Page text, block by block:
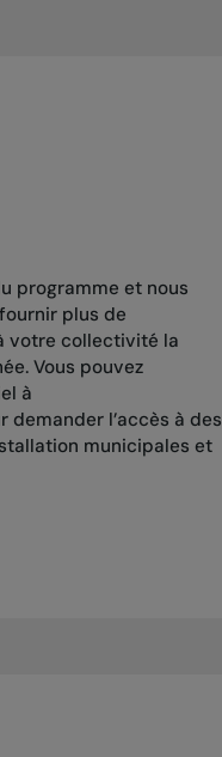
programme et nous
plus de
votre collectivité la
Vous pouvez
à
l’accès à des
municipales et